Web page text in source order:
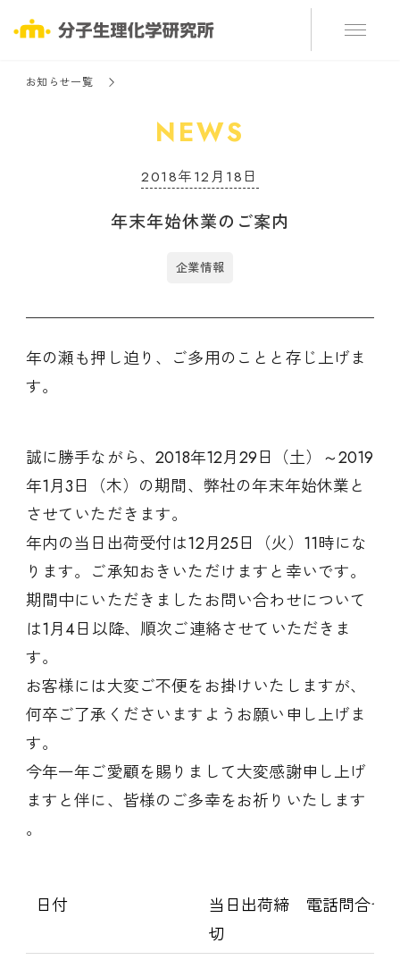
お知らせ一覧
NEWS
2018年12月18日
年末年始休業のご案内
企業情報
年の瀬も押し迫り、ご多用のことと存じ上げま
す。
誠に勝手ながら、2018年12月29日（土）～2019
年1月3日（木）の期間、弊社の年末年始休業と
させていただきます。
年内の当日出荷受付は12月25日（火）11時にな
ります。ご承知おきいただけますと幸いです。
期間中にいただきましたお問い合わせについて
は1月4日以降、順次ご連絡させていただきま
す。
お客様には大変ご不便をお掛けいたしますが、
何卒ご了承くださいますようお願い申し上げま
す。
今年一年ご愛顧を賜りまして大変感謝申し上げ
ますと伴に、皆様のご多幸をお祈りいたします
。
日付
当日出荷締
切
電話問合せ